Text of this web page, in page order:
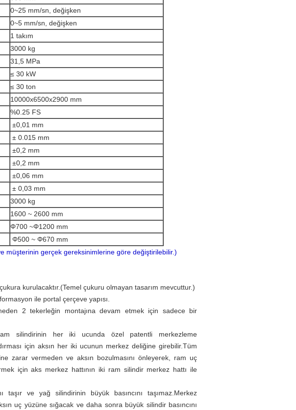
0~25 mm/sn, değişken
0~5 mm/sn, değişken
1 takım
3000 kg
31,5 MPa
≤ 30 kW
≤ 30 ton
10000x6500x2900 mm
%0.25 FS
±0,01 mm
± 0.015 mm
±0,2 mm
±0,2 mm
±0,06 mm
± 0,03 mm
3000 kg
1600 ~ 2600 mm
Φ700 ~Φ1200 mm
Φ500 ~ Φ670 mm
müşterinin gerçek gereksinimlerine göre değiştirilebilir.)
kurulacaktır.(Temel çukuru olmayan tasarım mevcuttur.)
ile portal çerçeve yapısı.
2 tekerleğin montajına devam etmek için sadece bir
silindirinin her iki ucunda özel patentli merkezleme
için aksın her iki ucunun merkez deliğine girebilir.Tüm
zarar vermeden ve aksın bozulmasını önleyerek, ram uç
için aks merkez hattının iki ram silindir merkez hattı ile
taşır ve yağ silindirinin büyük basıncını taşımaz.Merkez
uç yüzüne sığacak ve daha sonra büyük silindir basıncını